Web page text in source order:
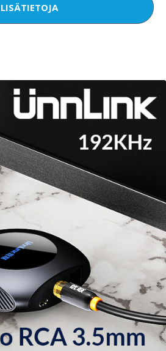
LISÄTIETOJA